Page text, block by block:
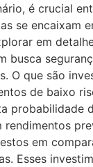
é crucial
se encaixam
em
busca
O que são
de baixo
probabilidade
em
Esses